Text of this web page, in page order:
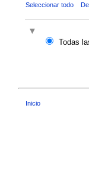
Seleccionar todo
Todas
Inicio